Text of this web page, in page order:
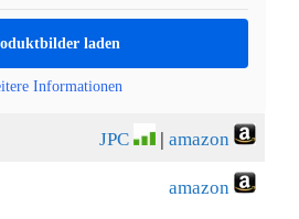
laden
Informationen
JPC | amazon
amazon